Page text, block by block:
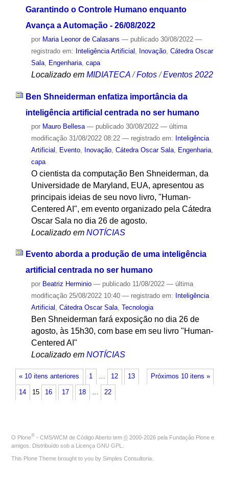
Garantindo o Controle Humano enquanto
Avança a Automação - 26/08/2022
por Maria Leonor de Calasans — publicado30/08/2022 —
registrado em: Inteligência Artificial Inovação, Cátedra Oscar
Sala, Engenharia, capa
Localizado em MIDIATECA /Fotos /Eventos 2022
Ben Shneiderman enfatiza importância da
inteligência artificial centrada no ser humano
por Mauro Bellesa — publicado30/08/2022 — última
modificação31/08/2022 08:22 — registrado em: Inteligência
Artificial
Evento, Inovação, Cátedra Oscar Sala, Engenharia,
capa
O cientista da computação Ben Shneiderman, da
Universidade de Maryland, EUA, apresentou as
principais ideias de seu novo livro, "Human-
Centered AI", em evento organizado pela Cátedra
Oscar Sala no dia 26 de agosto.
Localizado em NOTÍCIAS
Evento aborda a produção de uma inteligência
artificial centrada no ser humano
por Beatriz Herminio — publicado11/08/2022 — última
modificação25/08/2022 10:40 — registrado em: Inteligência
Artificial , Cátedra Oscar Sala, Tecnologia
Ben Shneiderman fará exposição no dia 26 de
agosto, às 15h30, com base em seu livro "Human-
Centered AI"
Localizado em NOTÍCIAS
« 10 itens anteriores Próximos 10 itens »
1 … 12 13
14 15 16 17 18 … 22
O Plone® - CMS/WCM de Código Aberto tem © 2000-2026 pela Fundação Plone e
amigos. Distribuído sob a Licença GNU GPL
This Plone Theme brought to you by Simples Consultoria